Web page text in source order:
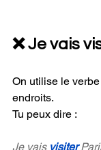
❌ Je vais
On utilise le
endroits.
Tu peux dire :
Je vais visiter